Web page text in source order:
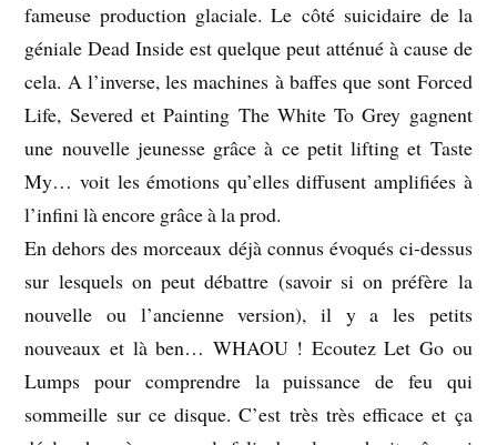
fameuse production glaciale. Le côté suicidaire de la
géniale Dead Inside est quelque peut atténué à cause de
cela. A l’inverse, les machines à baffes que sont Forced
Life, Severed et Painting The White To Grey gagnent
une nouvelle jeunesse grâce à ce petit lifting et Taste
My… voit les émotions qu’elles diffusent amplifiées à
l’infini là encore grâce à la prod.
En dehors des morceaux déjà connus évoqués ci-dessus
sur lesquels on peut débattre (savoir si on préfère la
nouvelle ou l’ancienne version), il y a les petits
nouveaux et là ben… WHAOU ! Ecoutez Let Go ou
Lumps pour comprendre la puissance de feu qui
sommeille sur ce disque. C’est très très efficace et ça